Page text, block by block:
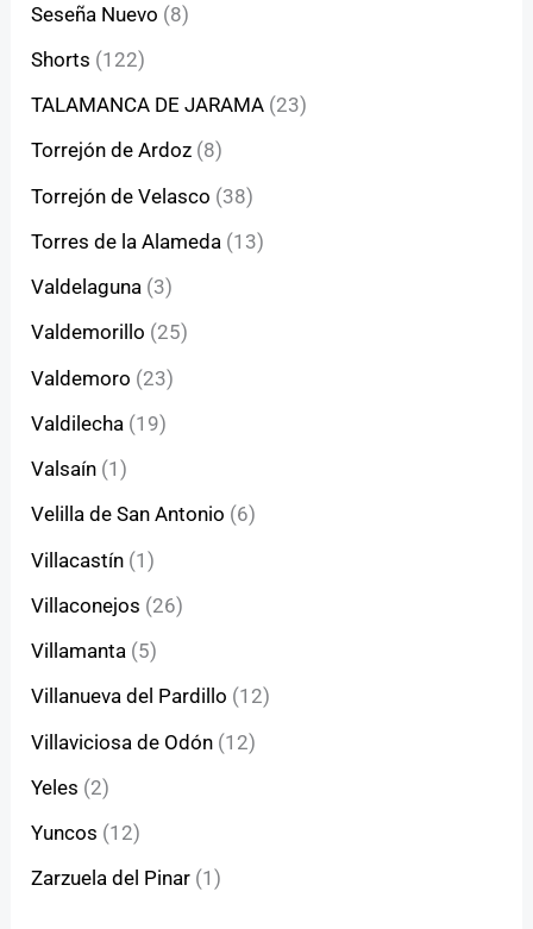
Seseña Nuevo (8)
Shorts (122)
TALAMANCA DE JARAMA (23)
Torrejón de Ardoz (8)
Torrejón de Velasco (38)
Torres de la Alameda (13)
Valdelaguna (3)
Valdemorillo (25)
Valdemoro (23)
Valdilecha (19)
Valsaín (1)
Velilla de San Antonio (6)
Villacastín (1)
Villaconejos (26)
Villamanta (5)
Villanueva del Pardillo (12)
Villaviciosa de Odón (12)
Yeles (2)
Yuncos (12)
Zarzuela del Pinar (1)